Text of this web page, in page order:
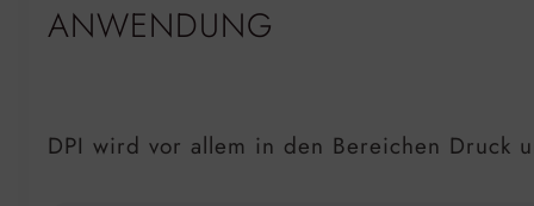
ANWENDUNG
DPI wird vor allem in den Bereichen Druck